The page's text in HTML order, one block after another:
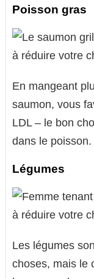
Poisson gras
En mangeant
saumon, vous
LDL – le bon
dans le poisson.
Légumes
Les légumes
choses, mais le